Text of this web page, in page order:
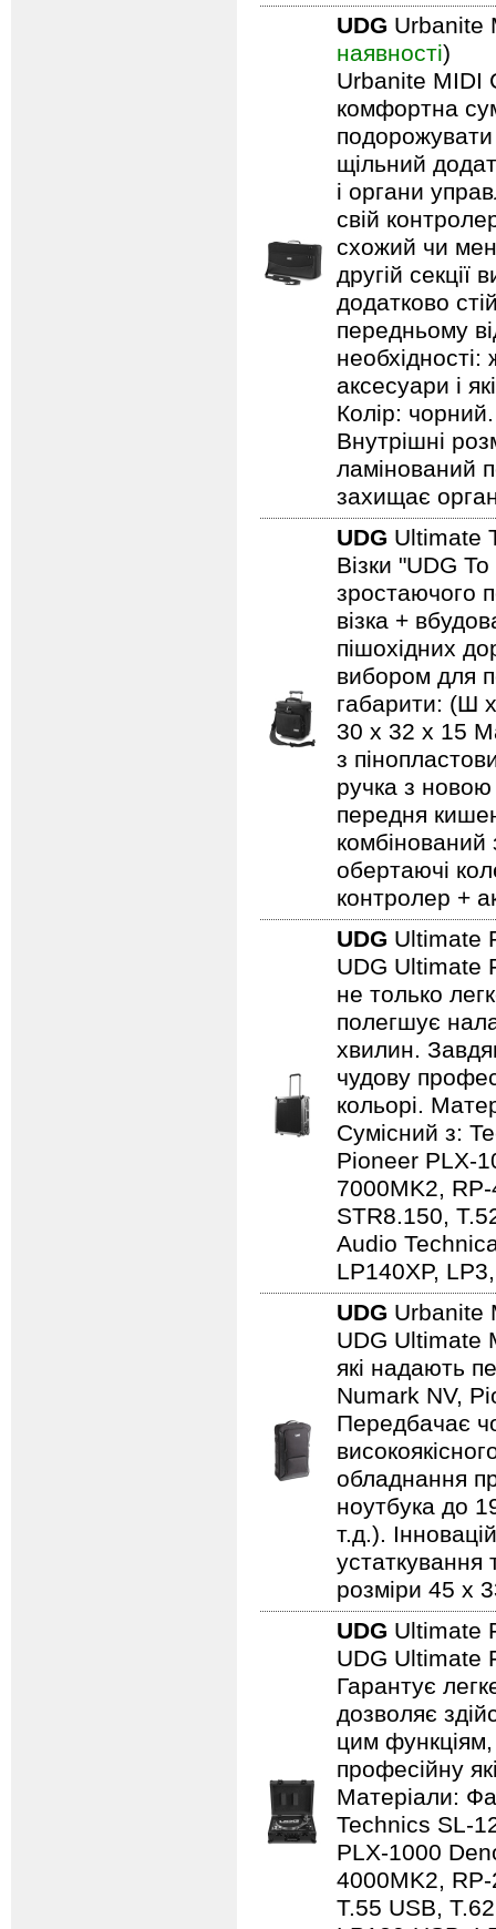
UDG Urbanite
наявності)
Urbanite MIDI
комфортна
щільний
і органи
свій
схожий чи
другій
додатково
передньому
аксесуари і
Колір:
Внутрішні
ламінований
захищає
UDG Ultimate
Візки "UDG
зростаючого
візка +
пішохідних
вибором для
габарити: (Ш
30 x 32 x 15
з
ручка з
передня
обертаючі
контролер +
UDG Ultimate
UDG Ultimate
не только
полегшує
хвилин.
чудову
кольорі.
Сумісний з:
Pioneer PLX-
7000MK2,
STR8.150,
Audio
LP140XP,
UDG Urbanite
UDG Ultimate
які надають
Numark NV,
Передбачає
обладнання
ноутбука до
т.д.).
устаткування
розміри 45 x
UDG Ultimate
UDG Ultimate
Гарантує
дозволяє
цим
професійну
Матеріали:
Technics SL-
PLX-1000
4000MK2,
T.55 USB,